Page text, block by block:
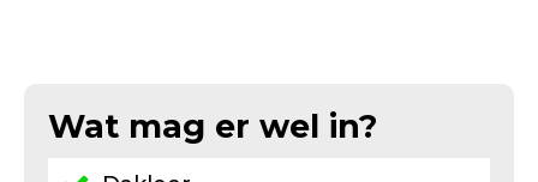
Wat mag er wel in?